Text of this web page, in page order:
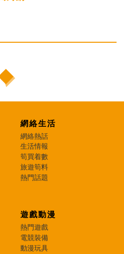
網絡生活
網絡熱話
生活情報
筍買着數
旅遊筍料
熱門話題
遊戲動漫
熱門遊戲
電競裝備
動漫玩具